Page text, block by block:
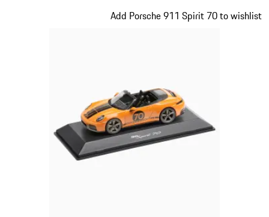
Add Porsche 911 Spirit 70 to wishlist